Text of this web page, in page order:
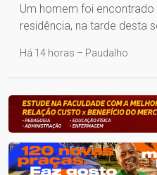
Um homem foi
residência, na tarde desta
Há 14 horas – Paudalho